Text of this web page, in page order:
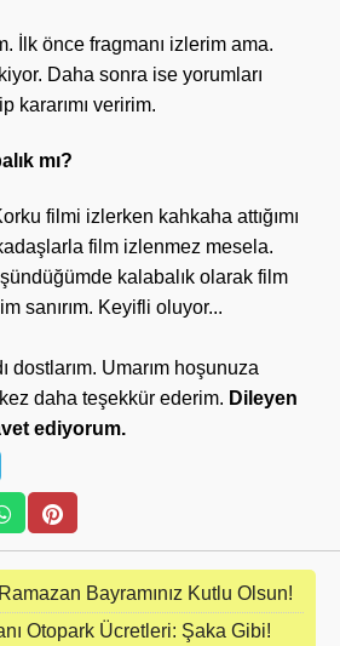
İlk önce fragmanı izlerim ama.
Daha sonra ise yorumları
kararımı veririm.
mı?
filmi izlerken kahkaha attığımı
film izlenmez mesela.
kalabalık olarak film
sanırım. Keyifli oluyor...
dostlarım. Umarım hoşunuza
daha teşekkür ederim. Dileyen
ediyorum.
Bayramınız Kutlu Olsun!
Otopark Ücretleri: Şaka Gibi!